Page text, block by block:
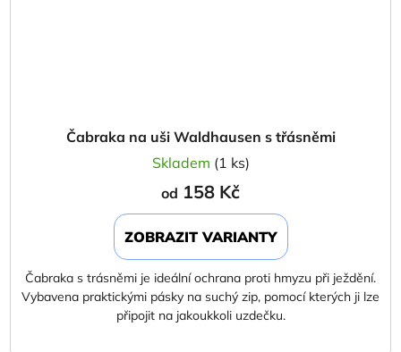
Čabraka na uši Waldhausen s třásněmi
Skladem (1 ks)
od 158 Kč
ZOBRAZIT VARIANTY
Čabraka s trásněmi je ideální ochrana proti hmyzu při ježdění.
Vybavena praktickými pásky na suchý zip, pomocí kterých ji lze
připojit na jakoukkoli uzdečku.